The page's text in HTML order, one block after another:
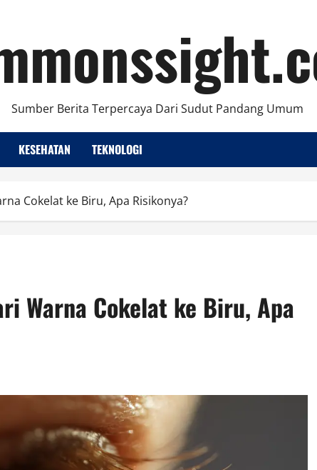
Sumber Berita Terpercaya Dari Sudut Pandang Umum
KESEHATAN TEKNOLOGI
Cokelat ke Biru, Apa Risikonya?
Warna Cokelat ke Biru, Apa